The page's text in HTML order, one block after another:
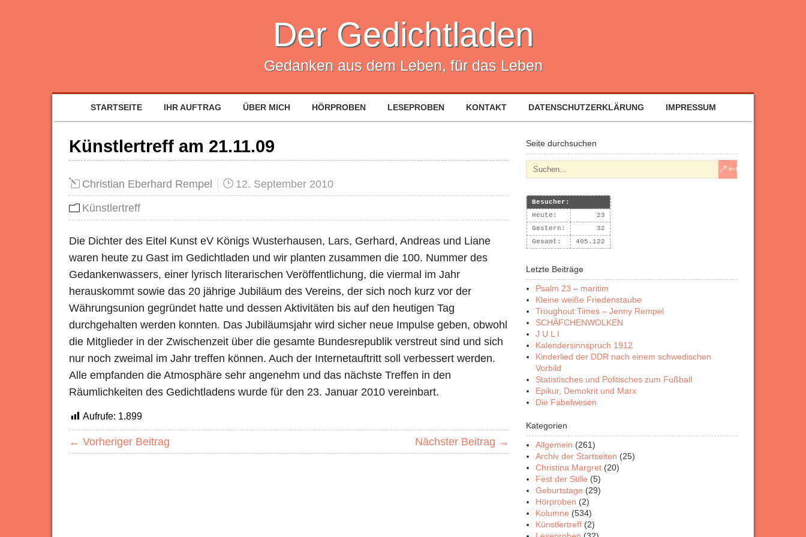
Der Gedichtladen
Gedanken aus dem Leben, für das Leben
STARTSEITE IHR AUFTRAG ÜBER MICH HÖRPROBEN LESEPROBEN KONTAKT DATENSCHUTZERKLÄRUNG IMPRESSUM
Künstlertreff am 21.11.09
Christian Eberhard Rempel
12. September 2010
Künstlertreff
Die Dichter des Eitel Kunst eV Königs Wusterhausen, Lars, Gerhard, Andreas und Liane
waren heute zu Gast im Gedichtladen und wir planten zusammen die 100. Nummer des
Gedankenwassers, einer lyrisch literarischen Veröffentlichung, die viermal im Jahr
herauskommt sowie das 20 jährige Jubiläum des Vereins, der sich noch kurz vor der
Währungsunion gegründet hatte und dessen Aktivitäten bis auf den heutigen Tag
durchgehalten werden konnten. Das Jubiläumsjahr wird sicher neue Impulse geben, obwohl
die Mitglieder in der Zwischenzeit über die gesamte Bundesrepublik verstreut sind und sich
nur noch zweimal im Jahr treffen können. Auch der Internetauftritt soll verbessert werden.
Alle empfanden die Atmosphäre sehr angenehm und das nächste Treffen in den
Räumlichkeiten des Gedichtladens wurde für den 23. Januar 2010 vereinbart.
Aufrufe: 1.899
← Vorheriger Beitrag Nächster Beitrag →
Seite durchsuchen
Besucher:
Heute:
23
Gestern:
32
Gesamt:
405.122
Letzte Beiträge
Psalm 23 – maritim
Kleine weiße Friedenstaube
Troughout Times – Jenny Rempel
SCHÄFCHENWOLKEN
J U L I
Kalendersinnspruch 1912
Kinderlied der DDR nach einem schwedischen
Vorbild
Statistisches und Politisches zum Fußball
Epikur, Demokrit und Marx
Die Fabelwesen
Kategorien
Allgemein (261)
Archiv der Startseiten (25)
Christina Margret (20)
Fest der Stille (5)
Geburtstage (29)
Hörproben (2)
Kolumne (534)
Künstlertreff (2)